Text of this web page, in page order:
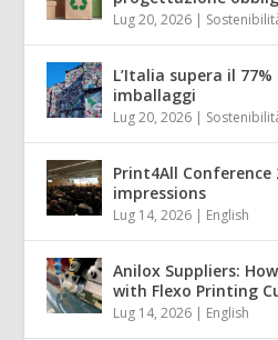
Lug 20, 2026 |
L’Italia supera il
imballaggi
Lug 20, 2026 |
Print4All Conference
impressions
Lug 14, 2026 | English
Anilox Suppliers:
with Flexo Printing
Lug 14, 2026 | English